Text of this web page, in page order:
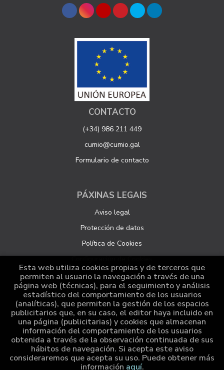
CONTACTO
(+34) 986 211 449
cumio@cumio.gal
Formulario de contacto
PÁXINAS LEGAIS
Aviso legal
Protección de datos
Política de Cookies
ATENCIÓN AO CLIENTE
Quen somos
Pedidos especiais
Distribución
Esta web utiliza cookies propias y de terceros que
permiten al usuario la navegación a través de una
página web (técnicas), para el seguimiento y análisis
estadístico del comportamiento de los usuarios
(analíticas), que permiten la gestión de los espacios
publicitarios que, en su caso, el editor haya incluido en
una página (publicitarias) y cookies que almacenan
información del comportamiento de los usuarios
obtenida a través de la observación continuada de sus
hábitos de navegación. Si acepta este aviso
consideraremos que acepta su uso. Puede obtener más
información aquí.